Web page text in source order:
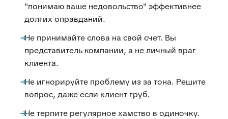
"понимаю ваше недовольство" эффективнее
долгих оправданий.
Не принимайте слова на свой счет. Вы
представитель компании, а не личный враг
клиента.
Не игнорируйте проблему из за тона. Решите
вопрос, даже если клиент груб.
Не терпите регулярное хамство в одиночку.